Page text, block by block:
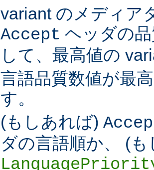
variant のメディア
Accept ヘッダの
して、最高値の
言語品質数値が最
す。
(もしあれば)
ダの言語順か、 (